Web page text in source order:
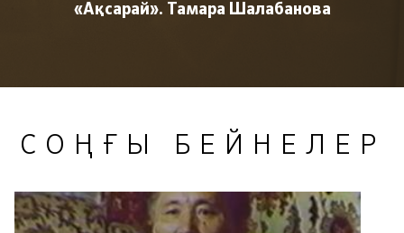
«Ақсарай». Тамара Шалабанова
СОҢҒЫ БЕЙНЕЛЕР